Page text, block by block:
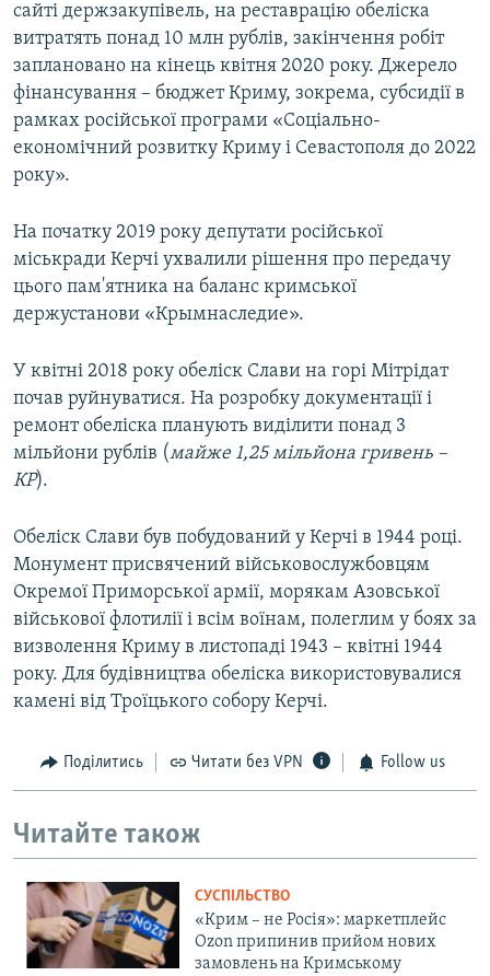
сайті держзакупівель, на реставрацію обеліска
витратять понад 10 млн рублів, закінчення робіт
заплановано на кінець квітня 2020 року. Джерело
фінансування – бюджет Криму, зокрема, субсидії в
рамках російської програми «Соціально-
економічний розвитку Криму і Севастополя до 2022
року».
На початку 2019 року депутати російської
міськради Керчі ухвалили рішення про передачу
цього пам'ятника на баланс кримської
держустанови «Крымнаследие».
У квітні 2018 року обеліск Слави на горі Мітрідат
почав руйнуватися. На розробку документації і
ремонт обеліска планують виділити понад 3
мільйони рублів (майже 1,25 мільйона гривень –
КР).
Обеліск Слави був побудований у Керчі в 1944 році.
Монумент присвячений військовослужбовцям
Окремої Приморської армії, морякам Азовської
військової флотилії і всім воїнам, полеглим у боях за
визволення Криму в листопаді 1943 – квітні 1944
року. Для будівництва обеліска використовувалися
камені від Троїцького собору Керчі.
Поділитись Читати без VPN Follow us
Читайте також
СУСПІЛЬСТВО
«Крим – не Росія»: маркетплейс
Ozon припинив прийом нових
замовлень на Кримському